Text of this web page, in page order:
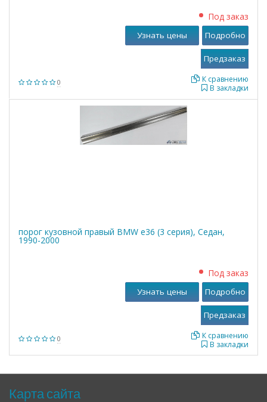
0
Под заказ
В закладки
К сравнению
Узнать цены Подробно
порог кузовной правый BMW е36 (3 серия), Седан,
1990-2000
0
Под заказ
В закладки
К сравнению
Узнать цены Подробно
Карта сайта